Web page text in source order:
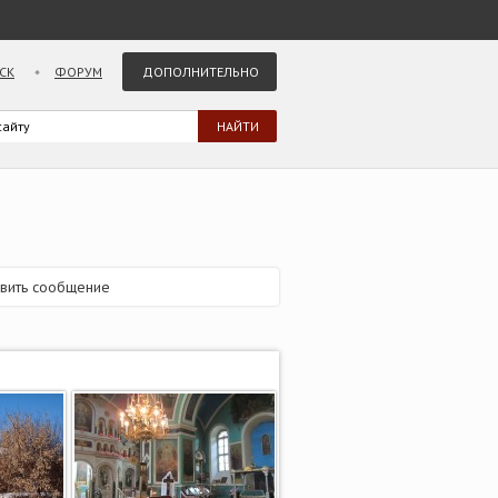
ФОРУМ ДОПОЛНИТЕЛЬНО
сообщение